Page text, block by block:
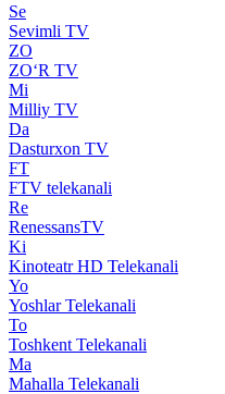
Se
Sevimli TV
ZO
ZO‘R TV
Mi
Milliy TV
Da
Dasturxon TV
FT
FTV telekanali
Re
RenessansTV
Ki
Kinoteatr HD Telekanali
Yo
Yoshlar Telekanali
To
Toshkent Telekanali
Ma
Mahalla Telekanali